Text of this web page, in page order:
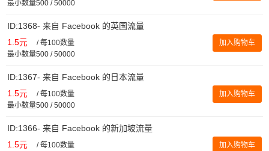
最小数量500 / 50000
ID:1368- 来自 Facebook 的英国流量
1.5元 /每100数量
最小数量500 / 50000
加入购物车
ID:1367- 来自 Facebook 的日本流量
1.5元 /每100数量
最小数量500 / 50000
加入购物车
ID:1366- 来自 Facebook 的新加坡流量
1.5元 /每100数量
加入购物车